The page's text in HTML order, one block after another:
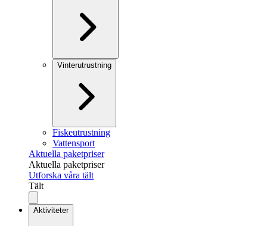
Vinterutrustning
Fiskeutrustning
Vattensport
Aktuella paketpriser
Aktuella paketpriser
Utforska våra tält
Tält
Aktiviteter